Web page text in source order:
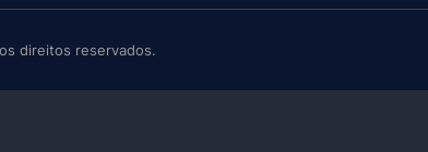
direitos reservados.